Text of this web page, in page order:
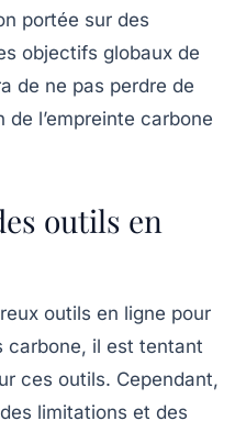
portée sur des
objectifs globaux de
de ne pas perdre de
de l’empreinte carbone
outils en
outils en ligne pour
carbone, il est tentant
ces outils. Cependant,
limitations et des